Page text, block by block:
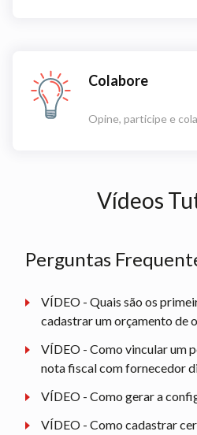
Colabore
Opine, participe e
Vídeos
Perguntas
VÍDEO - Quais são os
cadastrar um orçamento de
VÍDEO - Como vincular um
nota fiscal com fornecedor
VÍDEO - Como gerar a
VÍDEO - Como cadastrar